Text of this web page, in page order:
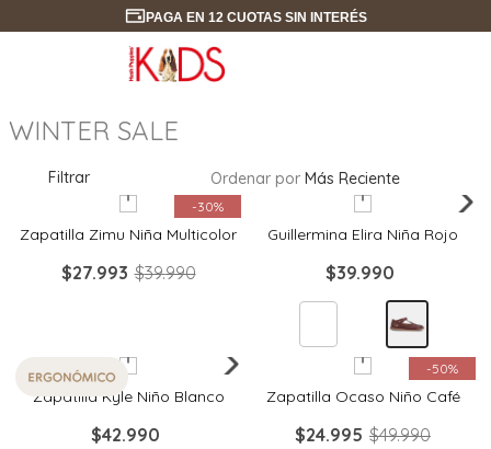
PAGA EN 12 CUOTAS SIN INTERÉS
WINTER SALE
Filtrar Ordenar por Más Reciente
-30%
Quickview
Zapatilla Zimu Niña Multicolor
$27.993 $39.990
Quickview
Guillermina Elira Niña Rojo
$39.990
Quickview
Zapatilla Kyle Niño Blanco
$42.990
-50%
Quickview
Zapatilla Ocaso Niño Café
$24.995 $49.990